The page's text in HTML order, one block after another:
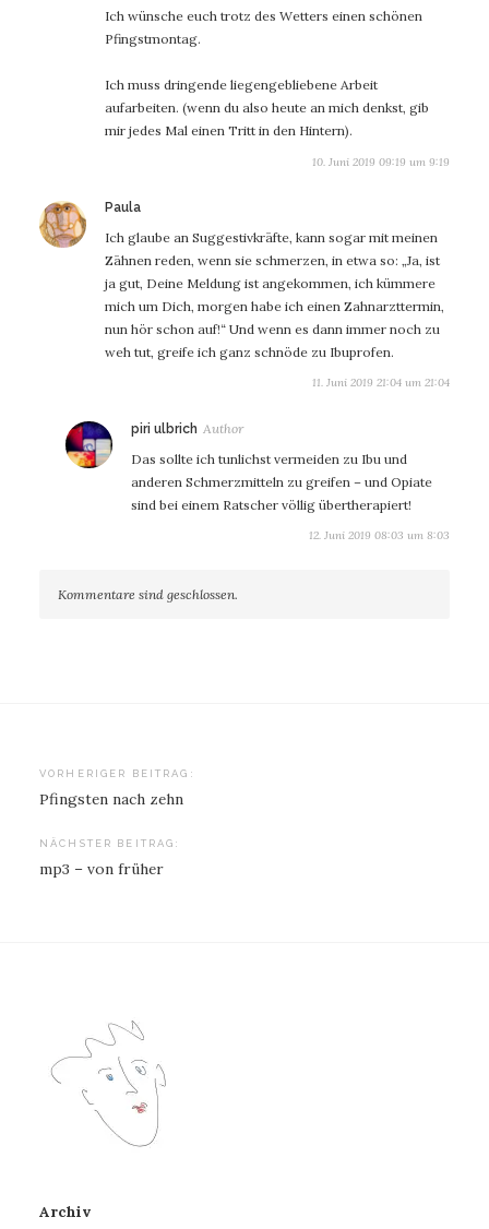
Ich wünsche euch trotz des Wetters einen schönen
Pfingstmontag.
Ich muss dringende liegengebliebene Arbeit
aufarbeiten. (wenn du also heute an mich denkst, gib
mir jedes Mal einen Tritt in den Hintern).
10. Juni 2019 09:19 um 9:19
Paula
Ich glaube an Suggestivkräfte, kann sogar mit meinen
Zähnen reden, wenn sie schmerzen, in etwa so: „Ja, ist
ja gut, Deine Meldung ist angekommen, ich kümmere
mich um Dich, morgen habe ich einen Zahnarzttermin,
nun hör schon auf!“ Und wenn es dann immer noch zu
weh tut, greife ich ganz schnöde zu Ibuprofen.
11. Juni 2019 21:04 um 21:04
piri ulbrich sagt:
Das sollte ich tunlichst vermeiden zu Ibu und
anderen Schmerzmitteln zu greifen – und Opiate
sind bei einem Ratscher völlig übertherapiert!
12. Juni 2019 08:03 um 8:03
Kommentare sind geschlossen.
Beitragsnavigation
VORHERIGER BEITRAG:
Pfingsten nach zehn
NÄCHSTER BEITRAG:
mp3 – von früher
Archiv